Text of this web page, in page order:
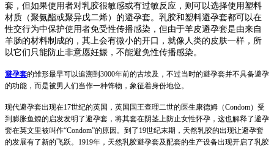
套，但如果使用者对乳胶很敏感或有过敏反应，则可以选择使用塑料
材质（聚氨酯或聚异戊二烯）的避孕套。乳胶和塑料避孕套都可以在
性交行为中保护使用者免受性传播感染，但由于羊皮避孕套是由来自
羊肠的材料制成的，其上会有微小的开口，就像人类的皮肤一样，所
以它们只能防止非意愿妊娠，不能避免性传播感染。
避孕套的雏形最早可以追溯到3000年前的古埃及，不过当时的避孕套并不具备避孕
的功能，而是被男人们当作一种饰物，象征着身份地位。
现代避孕套出现在17世纪的英国，英国国王查理二世的医生康德姆（Condom）受
到膨胀鱼鳔的启发发明了避孕套，将其套在阴茎上防止女性怀孕，这也解释了避孕
套在英文里被叫作“Condom”的原因。到了19世纪末期，天然乳胶的出现让避孕套
的发展有了新的飞跃。1919年，天然乳胶避孕套及配套的生产设备出现开启了乳胶